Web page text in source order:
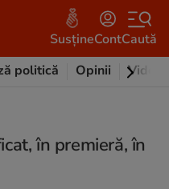
SusțineContCaută
politică Opinii Video
în premieră, în